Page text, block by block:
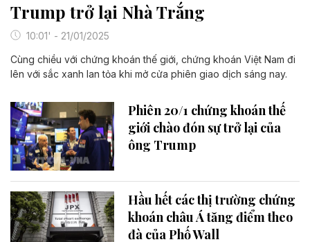
Trump trở lại Nhà Trắng
10:01' - 21/01/2025
Cùng chiều với chứng khoán thế giới, chứng khoán Việt Nam đi
lên với sắc xanh lan tỏa khi mở cửa phiên giao dịch sáng nay.
Phiên 20/1 chứng khoán thế
giới chào đón sự trở lại của
ông Trump
Hầu hết các thị trường chứng
khoán châu Á tăng điểm theo
đà của Phố Wall